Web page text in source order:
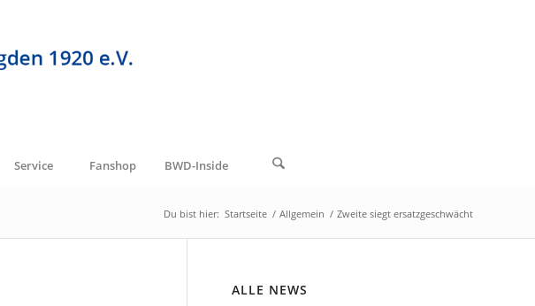
Service Fanshop BWD-Inside
Du bist hier: Startseite / Allgemein / Zweite siegt ersatzgeschwächt
ALLE NEWS